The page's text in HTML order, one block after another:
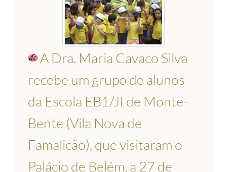
A Dra. Maria Cavaco Silva
recebe um grupo de alunos
da Escola EB1/JI de Monte-
Bente (Vila Nova de
Famalicão), que visitaram o
Palácio de Belém, a 27 de